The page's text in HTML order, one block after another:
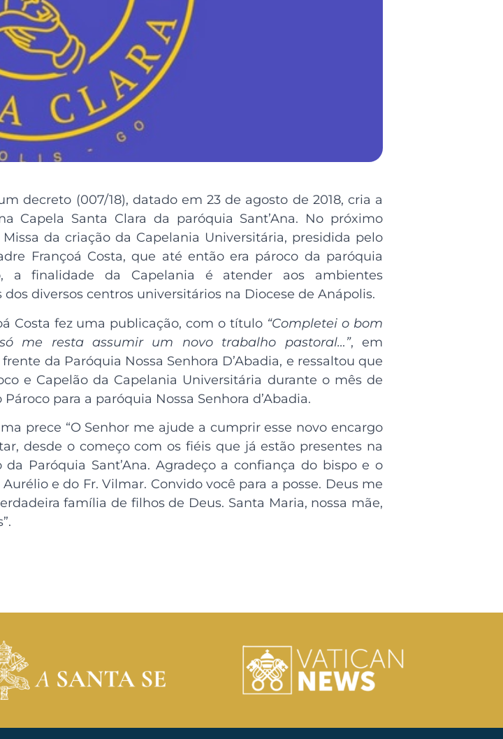
decreto (007/18), datado em 23 de agosto de 2018, cria a
Capela Santa Clara da paróquia Sant’Ana. No próximo
da criação da Capelania Universitária, presidida pelo
Françoá Costa, que até então era pároco da paróquia
a finalidade da Capelania é atender aos ambientes
diversos centros universitários na Diocese de Anápolis.
Costa fez uma publicação, com o título “Completei o bom
me resta assumir um novo trabalho pastoral…”, em
da Paróquia Nossa Senhora D’Abadia, e ressaltou que
e Capelão da Capelania Universitária durante o mês de
para a paróquia Nossa Senhora d’Abadia.
prece “O Senhor me ajude a cumprir esse novo encargo
desde o começo com os fiéis que já estão presentes na
Paróquia Sant’Ana. Agradeço a confiança do bispo e o
e do Fr. Vilmar. Convido você para a posse. Deus me
família de filhos de Deus. Santa Maria, nossa mãe,